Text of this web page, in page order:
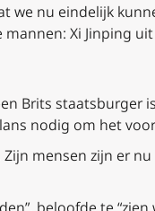
we nu eindelijk
Xi Jinping
Brits
nodig om het
mensen zijn er